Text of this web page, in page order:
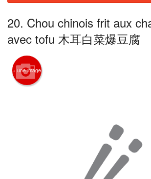
Connection
Inscription
Panier (0)
20. Chou chinois frit aux
avec tofu 木耳白菜爆豆腐
+ une image